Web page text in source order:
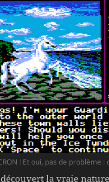
! Et oui, pas de problème :
la vraie